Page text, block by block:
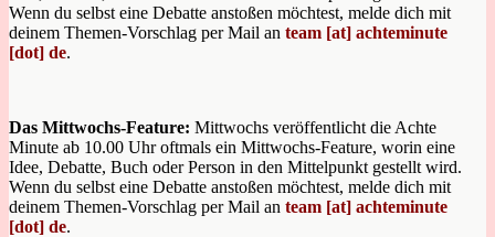
Wenn du selbst eine Debatte anstoßen möchtest, melde dich mit
deinem Themen-Vorschlag per Mail an team [at] achteminute
[dot] de.
Das Mittwochs-Feature: Mittwochs veröffentlicht die Achte
Minute ab 10.00 Uhr oftmals ein Mittwochs-Feature, worin eine
Idee, Debatte, Buch oder Person in den Mittelpunkt gestellt wird.
Wenn du selbst eine Debatte anstoßen möchtest, melde dich mit
deinem Themen-Vorschlag per Mail an team [at] achteminute
[dot] de.